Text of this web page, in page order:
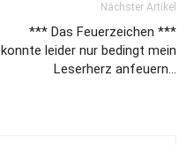
Nächster Artikel
*** Das Feuerzeichen ***
konnte leider nur bedingt mein
Leserherz anfeuern…